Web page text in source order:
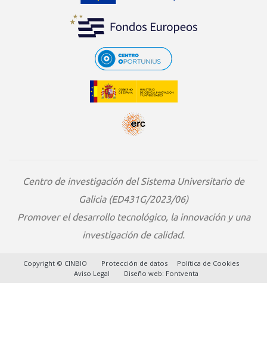
Centro de investigación del Sistema Universitario de
Galicia (ED431G/2023/06)
Promover el desarrollo tecnológico, la innovación y una
investigación de calidad.
Copyright © CINBIO Protección de datos
Política de Cookies
Aviso Legal
Diseño web: Fontventa